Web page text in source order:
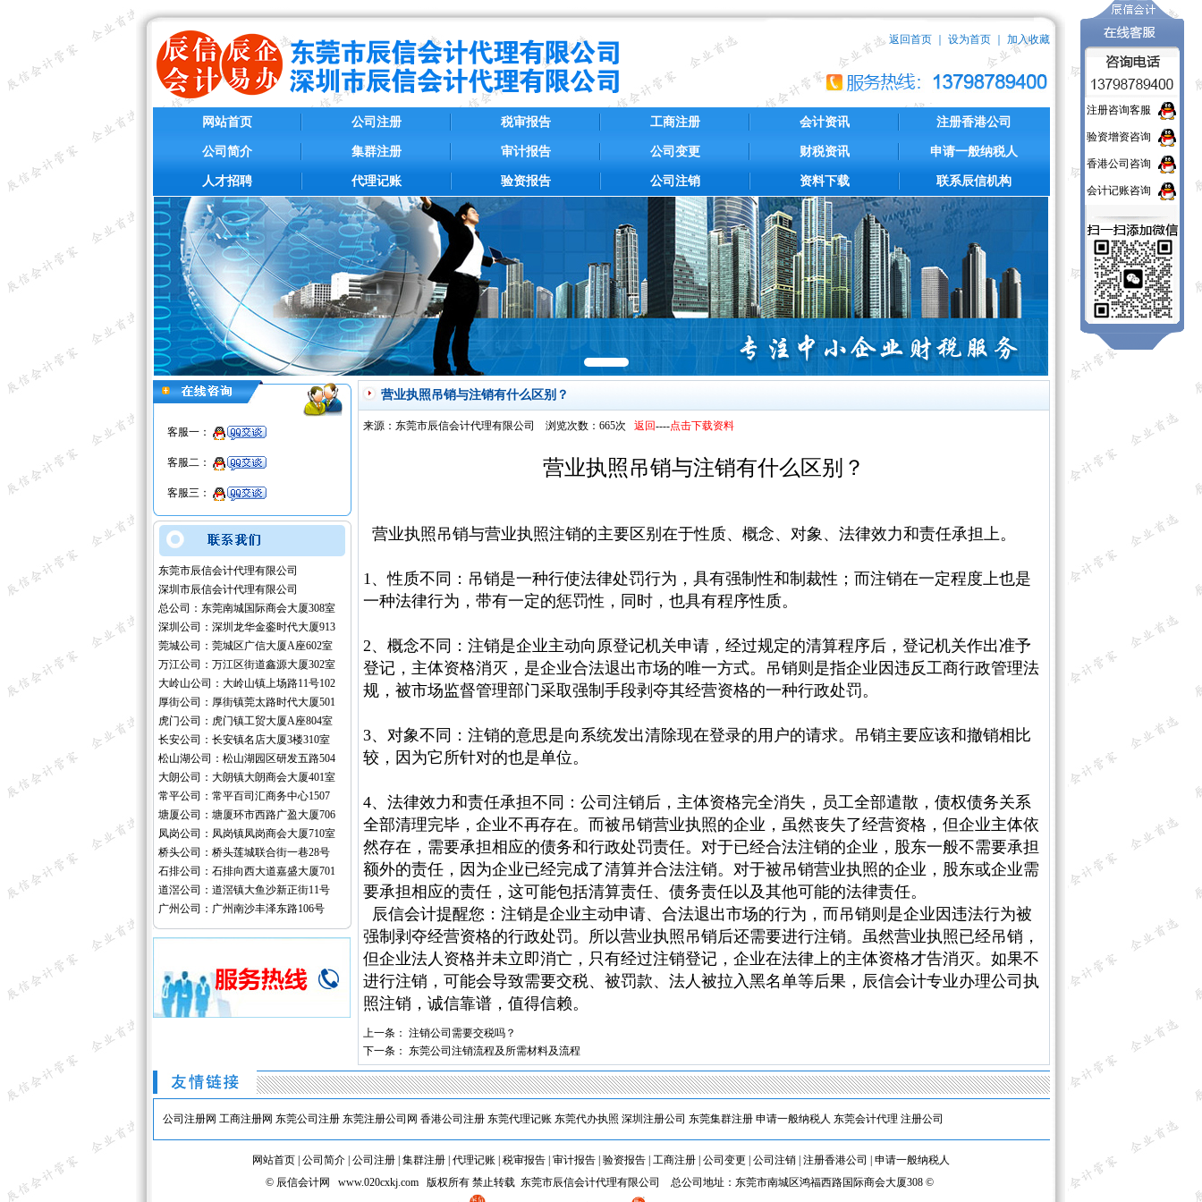
返回首页｜ 设为首页｜ 加入收藏
网站首页
公司简介
人才招聘
公司注册
集群注册
代理记账
税审报告
审计报告
验资报告
工商注册
公司变更
公司注销
会计资讯
财税资讯
资料下载
注册香港公司
申请一般纳税人
联系辰信机构
1
客服一：
客服二：
客服三：
东莞市辰信会计代理有限公司
深圳市辰信会计代理有限公司
总公司：东莞南城国际商会大厦308室
深圳公司：深圳龙华金銮时代大厦913
莞城公司：莞城区广信大厦A座602室
万江公司：万江区街道鑫源大厦302室
大岭山公司：大岭山镇上场路11号102
厚街公司：厚街镇莞太路时代大厦501
虎门公司：虎门镇工贸大厦A座804室
长安公司：长安镇名店大厦3楼310室
松山湖公司：松山湖园区研发五路504
大朗公司：大朗镇大朗商会大厦401室
常平公司：常平百司汇商务中心1507
塘厦公司：塘厦环市西路广盈大厦706
凤岗公司：凤岗镇凤岗商会大厦710室
桥头公司：桥头莲城联合街一巷28号
石排公司：石排向西大道嘉盛大厦701
道滘公司：道滘镇大鱼沙新正街11号
广州公司：广州南沙丰泽东路106号
营业执照吊销与注销有什么区别？
来源：东莞市辰信会计代理有限公司 浏览次数：665次 返回----点击下载资料
营业执照吊销与注销有什么区别？
营业执照吊销与营业执照注销的主要区别在于性质、‌概念、‌对象、‌法律效力和责任承担上。‌
1、性质不同：‌吊销是一种行使法律处罚行为，‌具有强制性和制裁性；‌而注销在一定程度上也是
一种法律行为，‌带有一定的惩罚性，‌同时，‌也具有程序性质。‌
2、概念不同：‌注销是企业主动向原登记机关申请，‌经过规定的清算程序后，‌登记机关作出准予
登记，‌主体资格消灭，‌是企业合法退出市场的唯一方式。‌吊销则是指企业因违反工商行政管理法
规，‌被市场监督管理部门采取强制手段剥夺其经营资格的一种行政处罚。‌
3、对象不同：‌注销的意思是向系统发出清除现在登录的用户的请求。‌吊销主要应该和撤销相比
较，‌因为它所针对的也是单位。‌
4、法律效力和责任承担不同：‌公司注销后，‌主体资格完全消失，‌员工全部遣散，‌债权债务关系
全部清理完毕，‌企业不再存在。‌而被吊销营业执照的企业，‌虽然丧失了经营资格，‌但企业主体依
然存在，‌需要承担相应的债务和行政处罚责任。‌对于已经合法注销的企业，‌股东一般不需要承担
额外的责任，‌因为企业已经完成了清算并合法注销。‌对于被吊销营业执照的企业，‌股东或企业需
要承担相应的责任，‌这可能包括清算责任、‌债务责任以及其他可能的法律责任。‌
辰信会计提醒您：‌注销是企业主动申请、‌合法退出市场的行为，‌而吊销则是企业因违法行为被
强制剥夺经营资格的行政处罚。‌所以营业执照吊销后还需要进行注销。虽然营业执照已经吊销，
但企业法人资格并未立即消亡，只有经过注销登记，企业在法律上的主体资格才告消灭。如果不
进行注销，可能会导致需要交税、被罚款、法人被拉入黑名单等后果，辰信会计专业办理公司执
照注销，诚信靠谱，值得信赖。
上一条： 注销公司需要交税吗？
下一条： 东莞公司注销流程及所需材料及流程
公司注册网 工商注册网 东莞公司注册 东莞注册公司网 香港公司注册 东莞代理记账 东莞代办执照 深圳注册公司 东莞集群注册 申请一般纳税人 东莞会计代理 注册公司
网站首页 公司简介 公司注册 集群注册 代理记账 税审报告 审计报告 验资报告 工商注册 公司变更 公司注销 注册香港公司
申请一般纳税人
© 辰信会计网 www.020cxkj.com 版权所有 禁止转载 东莞市辰信会计代理有限公司 总公司地址：东莞市南城区鸿福西路国际商会大厦308 ©
注册咨询客服
验资增资咨询
香港公司咨询
会计记账咨询